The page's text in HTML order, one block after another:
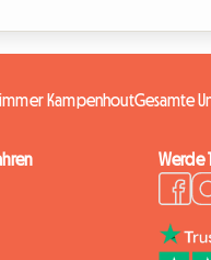
KampenhoutGesamte
Werde